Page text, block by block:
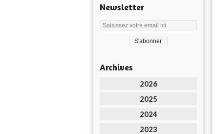
Newsletter
Archives
2026
2025
2024
2023